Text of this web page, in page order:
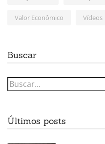
Valor Econômico Vídeos
Buscar
Últimos posts